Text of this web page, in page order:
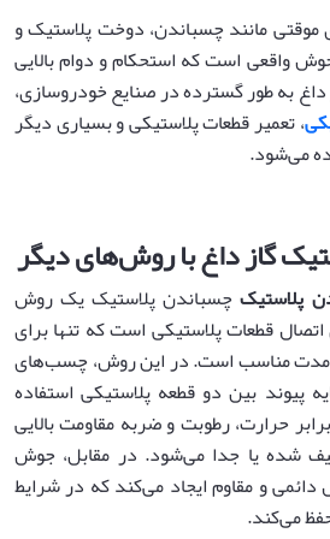
مانند چسباندن، دوخت پلاستیک و
واقعی است که استحکام و دوام بالایی
به طور گسترده در صنایع خودروسازی،
، تعمیر قطعات پلاستیکی و بسیاری دیگر
می‌شود.
گاز داغ با روش‌های دیگر
پلاستیکچسباندن پلاستیک یک روش
اتصال قطعات پلاستیکی است که تنها برای
مناسب است. در این روش، چسب‌های
پیوند بین دو قطعه پلاستیکی استفاده
حرارت، رطوبت و ضربه مقاومت بالایی
شده یا جدا می‌شود. در مقابل، جوش
و مقاوم ایجاد می‌کند که در شرایط
می‌کند.